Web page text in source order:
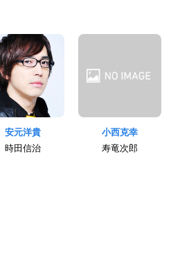
安元洋貴
時田信治
小西克幸
寿竜次郎